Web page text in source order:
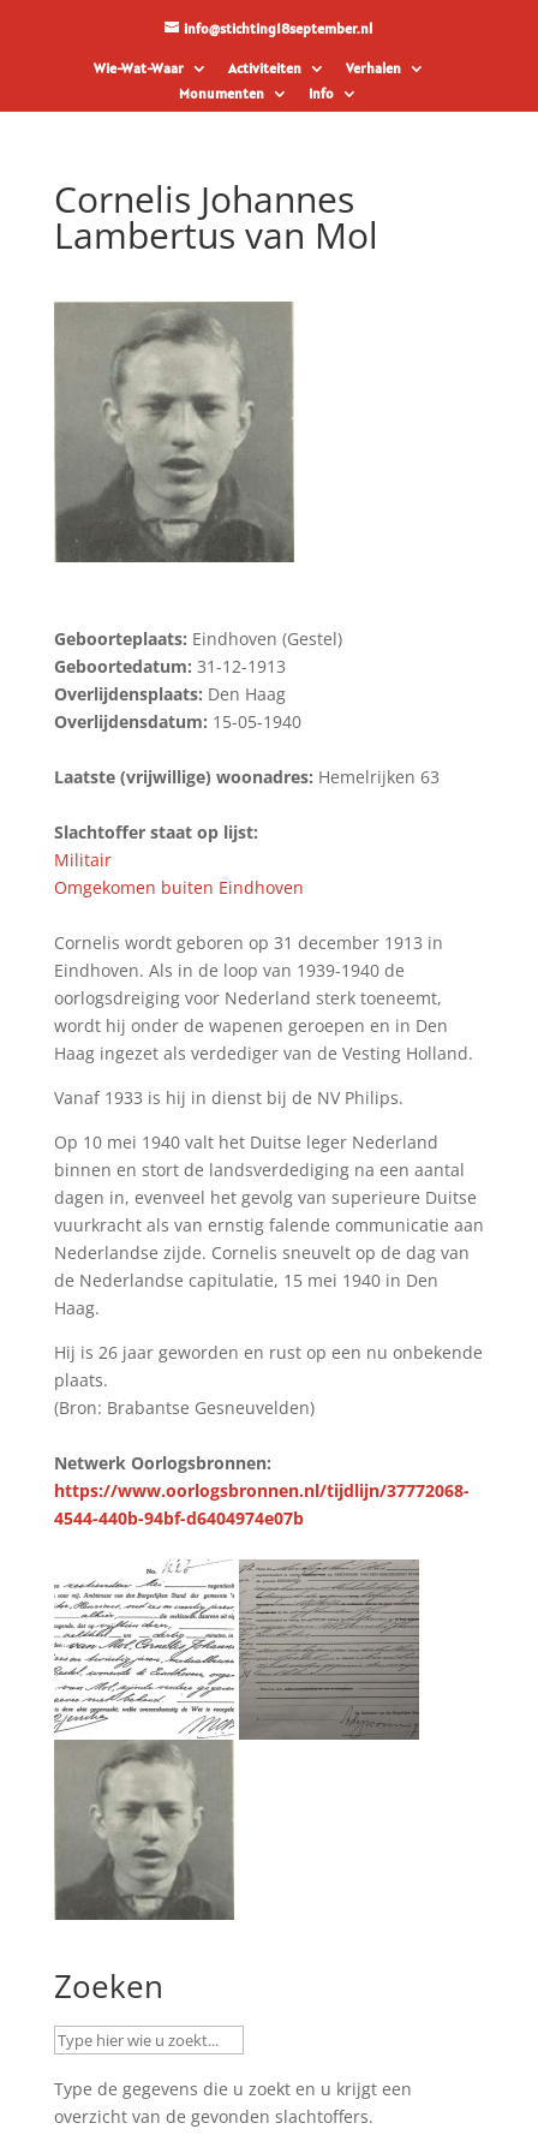
info@stichting18september.nl
Wie-Wat-Waar Activiteiten
Verhalen
Monumenten
Info
Cornelis Johannes
Lambertus van Mol
Geboorteplaats: Eindhoven (Gestel)
Geboortedatum: 31-12-1913
Overlijdensplaats: Den Haag
Overlijdensdatum: 15-05-1940
Laatste (vrijwillige) woonadres: Hemelrijken 63
Slachtoffer staat op lijst:
Militair
Omgekomen buiten Eindhoven
Cornelis wordt geboren op 31 december 1913 in
Eindhoven. Als in de loop van 1939-1940 de
oorlogsdreiging voor Nederland sterk toeneemt,
wordt hij onder de wapenen geroepen en in Den
Haag ingezet als verdediger van de Vesting Holland.
Vanaf 1933 is hij in dienst bij de NV Philips.
Op 10 mei 1940 valt het Duitse leger Nederland
binnen en stort de landsverdediging na een aantal
dagen in, evenveel het gevolg van superieure Duitse
vuurkracht als van ernstig falende communicatie aan
Nederlandse zijde. Cornelis sneuvelt op de dag van
de Nederlandse capitulatie, 15 mei 1940 in Den
Haag.
Hij is 26 jaar geworden en rust op een nu onbekende
plaats.
(Bron: Brabantse Gesneuvelden)
Netwerk Oorlogsbronnen:
https://www.oorlogsbronnen.nl/tijdlijn/37772068-
4544-440b-94bf-d6404974e07b
Zoeken
Type de gegevens die u zoekt en u krijgt een
overzicht van de gevonden slachtoffers.